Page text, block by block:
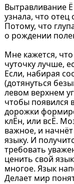
Вытравливание
узнала, что
Потому, что
о рождении
Мне кажется,
чуточку лучше,
Если, набирая
(дотянуться
левом верхнем
чтобы появился
дорожки
клЁн, или всЁ.
важное, и
языку. И
требовать
ценить свой
многое. Язык
Делает мир